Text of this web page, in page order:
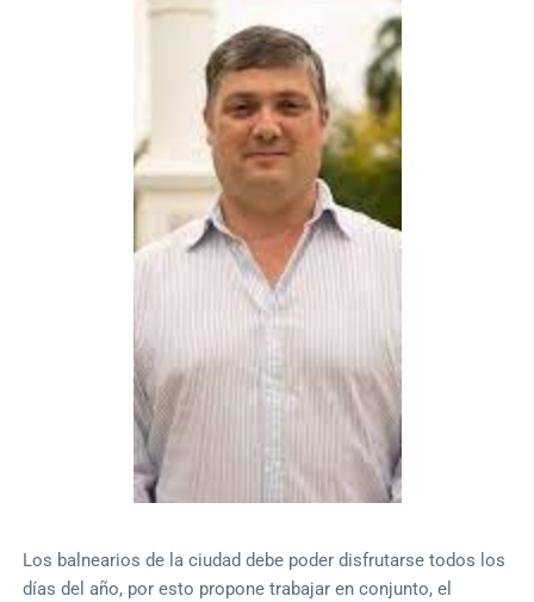
Los balnearios de la ciudad debe poder disfrutarse todos los
días del año, por esto propone trabajar en conjunto, el